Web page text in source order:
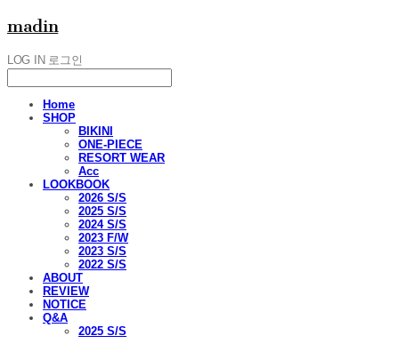
madin
LOG IN 로그인
Home
SHOP
BIKINI
ONE-PIECE
RESORT WEAR
Acc
LOOKBOOK
2026 S/S
2025 S/S
2024 S/S
2023 F/W
2023 S/S
2022 S/S
ABOUT
REVIEW
NOTICE
Q&A
2025 S/S